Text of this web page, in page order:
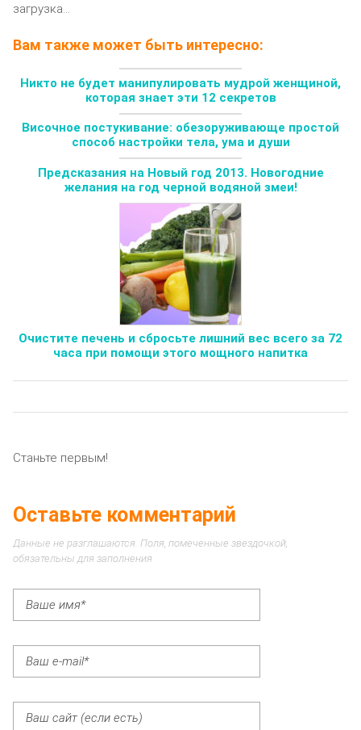
загрузка...
Вам также может быть интересно:
Никто не будет манипулировать мудрой женщиной,
которая знает эти 12 секретов
Височное постукивание: обезоруживающе простой
способ настройки тела, ума и души
Предсказания на Новый год 2013. Новогодние
желания на год черной водяной змеи!
Очистите печень и сбросьте лишний вес всего за 72
часа при помощи этого мощного напитка
Станьте первым!
Оставьте комментарий
Данные не разглашаются. Поля, помеченные звездочкой,
обязательны для заполнения